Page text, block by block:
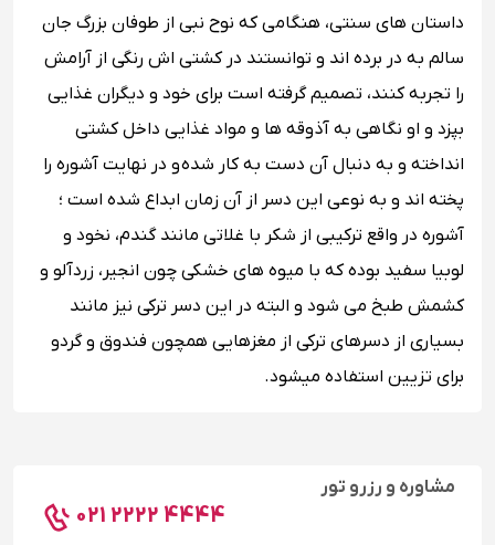
داستان های سنتی، هنگامی که نوح نبی از طوفان بزرگ جان
سالم به در برده اند و توانستند در کشتی اش رنگی از آرامش
را تجربه کنند، تصمیم گرفته است برای خود و دیگران غذایی
بپزد و او نگاهی به آذوقه ها و مواد غذایی داخل کشتی
انداخته و به دنبال آن دست به کار شده و در نهایت آشوره را
پخته اند و به نوعی این دسر از آن زمان ابداع شده است ؛
آشوره در واقع ترکیبی از شکر با غلاتی مانند گندم، نخود و
لوبیا سفید بوده که با میوه های خشکی چون انجیر، زردآلو و
کشمش طبخ می شود و البته در این دسر ترکی نیز مانند
بسیاری از دسرهای ترکی از مغزهایی همچون فندوق و گردو
برای تزیین استفاده میشود.
مشاوره و رزرو تور
021 2222 4444